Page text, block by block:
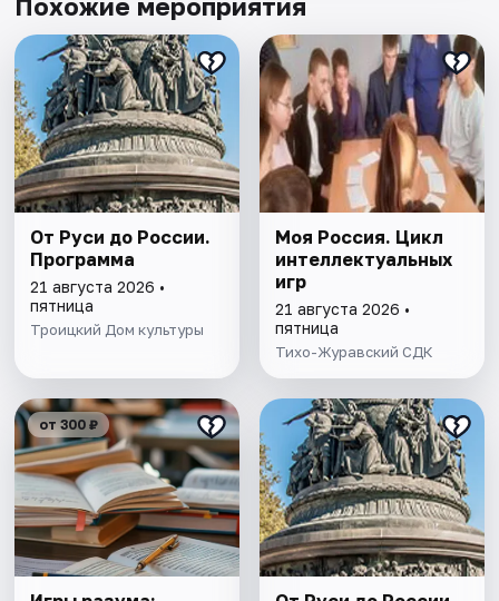
Похожие мероприятия
От Руси до России.
Программа
21 августа 2026 •
пятница
Троицкий Дом культуры
Моя Россия. Цикл
интеллектуальных
игр
21 августа 2026 •
пятница
Тихо-Журавский СДК
от 300 ₽